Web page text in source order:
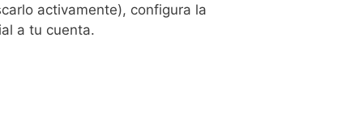
activamente), configura la
a tu cuenta.